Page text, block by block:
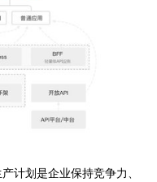
计划是企业保持竞争力、